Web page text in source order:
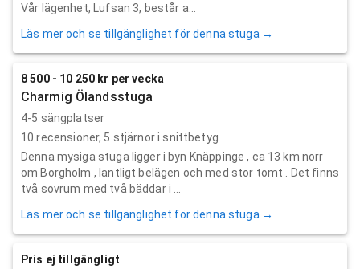
Vår lägenhet, Lufsan 3, består a...
Läs mer och se tillgänglighet för denna stuga →
8 500 - 10 250 kr per vecka
Charmig Ölandsstuga
4-5 sängplatser
10 recensioner, 5 stjärnor i snittbetyg
Denna mysiga stuga ligger i byn Knäppinge , ca 13 km norr
om Borgholm , lantligt belägen och med stor tomt . Det finns
två sovrum med två bäddar i ...
Läs mer och se tillgänglighet för denna stuga →
Pris ej tillgängligt